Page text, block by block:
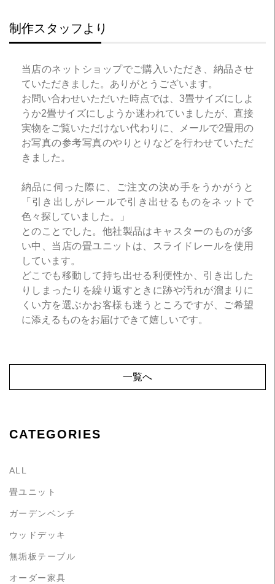
制作スタッフより
当店のネットショップでご購入いただき、納品させ
ていただきました。ありがとうございます。
お問い合わせいただいた時点では、3畳サイズにしよ
うか2畳サイズにしようか迷われていましたが、直接
実物をご覧いただけない代わりに、メールで2畳用の
お写真の参考写真のやりとりなどを行わせていただ
きました。
納品に伺った際に、ご注文の決め手をうかがうと
「引き出しがレールで引き出せるものをネットで
色々探していました。」
とのことでした。他社製品はキャスターのものが多
い中、当店の畳ユニットは、スライドレールを使用
しています。
どこでも移動して持ち出せる利便性か、引き出した
りしまったりを繰り返すときに跡や汚れが溜まりに
くい方を選ぶかお客様も迷うところですが、ご希望
に添えるものをお届けできて嬉しいです。
一覧へ
CATEGORIES
ALL
畳ユニット
ガーデンベンチ
ウッドデッキ
無垢板テーブル
オーダー家具